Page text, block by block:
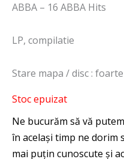
ABBA – 16 ABBA Hits
LP, compilatie
Stare mapa / disc :
Stoc epuizat